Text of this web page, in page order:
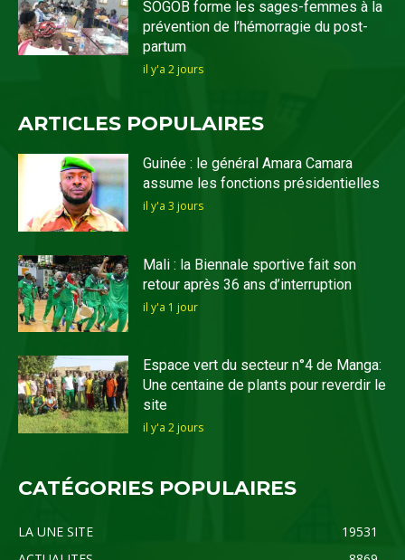
SOGOB forme les sages-femmes à la
prévention de l’hémorragie du post-
partum
il y'a 2 jours
ARTICLES POPULAIRES
Guinée : le général Amara Camara
assume les fonctions présidentielles
il y'a 3 jours
Mali : la Biennale sportive fait son
retour après 36 ans d’interruption
il y'a 1 jour
Espace vert du secteur n°4 de Manga:
Une centaine de plants pour reverdir le
site
il y'a 2 jours
CATÉGORIES POPULAIRES
LA UNE SITE
19531